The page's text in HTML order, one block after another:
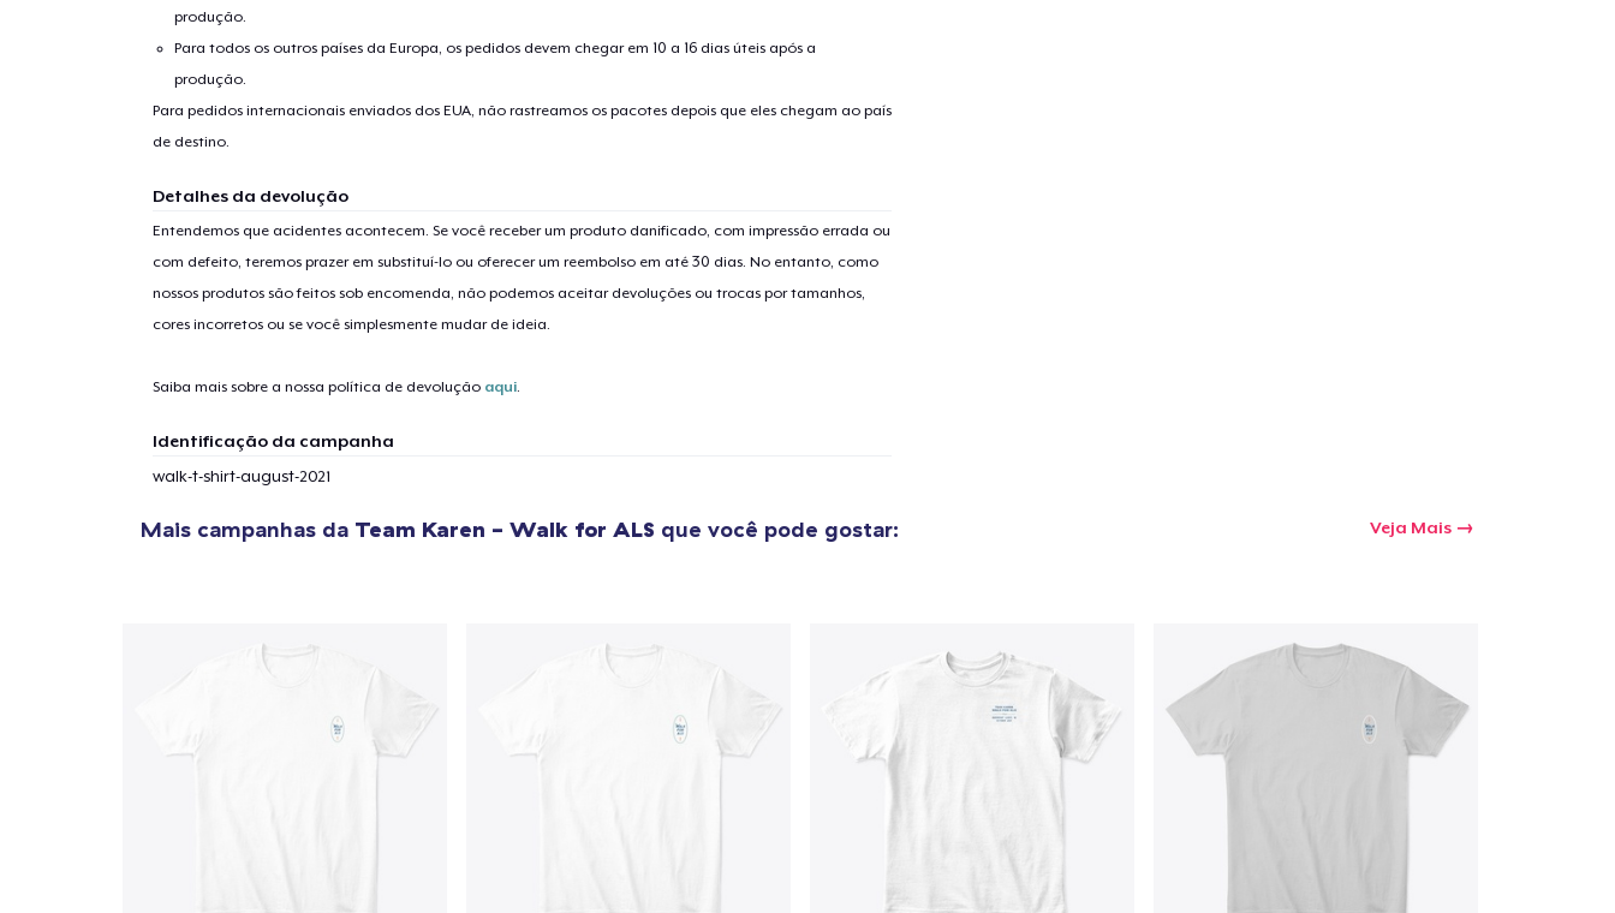
produção.
Para todos os outros países da Europa, os pedidos devem chegar em 10 a 16 dias úteis após a
produção.
Para pedidos internacionais enviados dos EUA, não rastreamos os pacotes depois que eles chegam ao país
de destino.
Detalhes da devolução
Entendemos que acidentes acontecem. Se você receber um produto danificado, com impressão errada ou
com defeito, teremos prazer em substituí-lo ou oferecer um reembolso em até 30 dias. No entanto, como
nossos produtos são feitos sob encomenda, não podemos aceitar devoluções ou trocas por tamanhos,
cores incorretos ou se você simplesmente mudar de ideia.
Saiba mais sobre a nossa política de devolução aqui.
Identificação da campanha
walk-t-shirt-august-2021
Mais campanhas da Team Karen - Walk for ALS que você pode gostar: Veja Mais
Compra